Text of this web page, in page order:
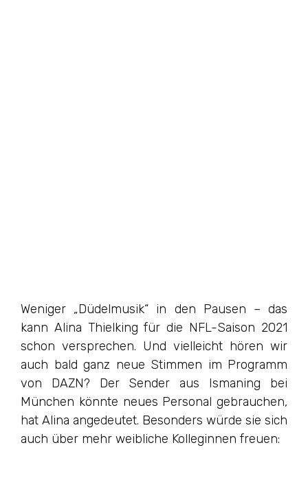
Weniger „Düdelmusik“ in den Pausen – das
kann Alina Thielking für die NFL-Saison 2021
schon versprechen. Und vielleicht hören wir
auch bald ganz neue Stimmen im Programm
von DAZN? Der Sender aus Ismaning bei
München könnte neues Personal gebrauchen,
hat Alina angedeutet. Besonders würde sie sich
auch über mehr weibliche Kolleginnen freuen: